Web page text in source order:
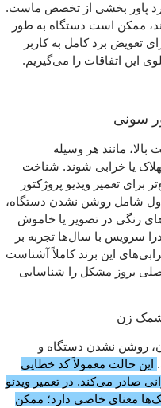
پاور بخشی از تخصص ماست.
ممکن است دستگاه به طور
تعویض برد کامل به کاربر
این اتفاقات را می‌گیریم.
سونی
مانند هر وسیله
یا خرابی شوند. شناخت
تعمیر ویدیو پروژکتور
شامل روشن نشدن دستگاه،
رنگی در تصویر یا خاموش
سرویس با سال‌ها تجربه بر
این برند کاملاً آشناست
بروز مشکل را شناسایی
روشن نشدن دستگاه و
این حالت معمولاً کد خطایی
صادر می‌کند. در تعمیر ویدئو
معنای خاصی دارد؛ ممکن